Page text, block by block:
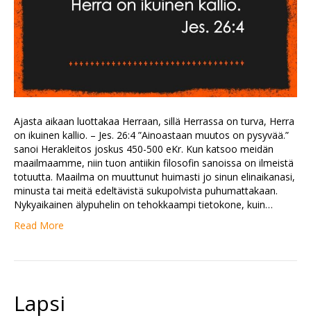
Ajasta aikaan luottakaa Herraan, sillä Herrassa on turva, Herra
on ikuinen kallio. – Jes. 26:4 ”Ainoastaan muutos on pysyvää.”
sanoi Herakleitos joskus 450-500 eKr. Kun katsoo meidän
maailmaamme, niin tuon antiikin filosofin sanoissa on ilmeistä
totuutta. Maailma on muuttunut huimasti jo sinun elinaikanasi,
minusta tai meitä edeltävistä sukupolvista puhumattakaan.
Nykyaikainen älypuhelin on tehokkaampi tietokone, kuin…
Read More
Lapsi